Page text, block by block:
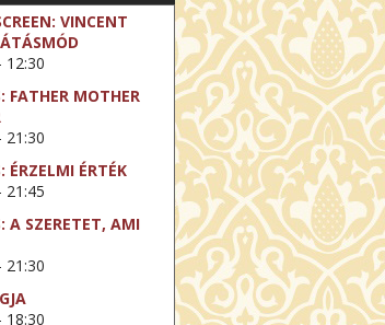
VINCENT
12:30
FATHER MOTHER
21:30
ÉRZELMI ÉRTÉK
21:45
A SZERETET, AMI
21:30
18:30